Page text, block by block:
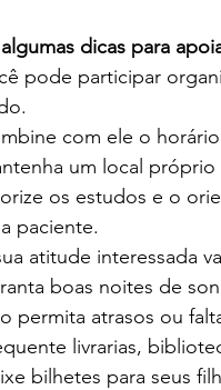
dicas para
pode participar
com ele o
um local
os estudos e o
paciente.
atitude interessada
boas noites de
permita atrasos ou
livrarias,
bilhetes para seus